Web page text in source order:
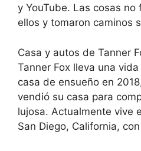
y YouTube. Las cosas
ellos y tomaron caminos
Casa y autos de Tanner
Tanner Fox lleva una
casa de ensueño en
vendió su casa para
lujosa. Actualmente vive
San Diego, California,